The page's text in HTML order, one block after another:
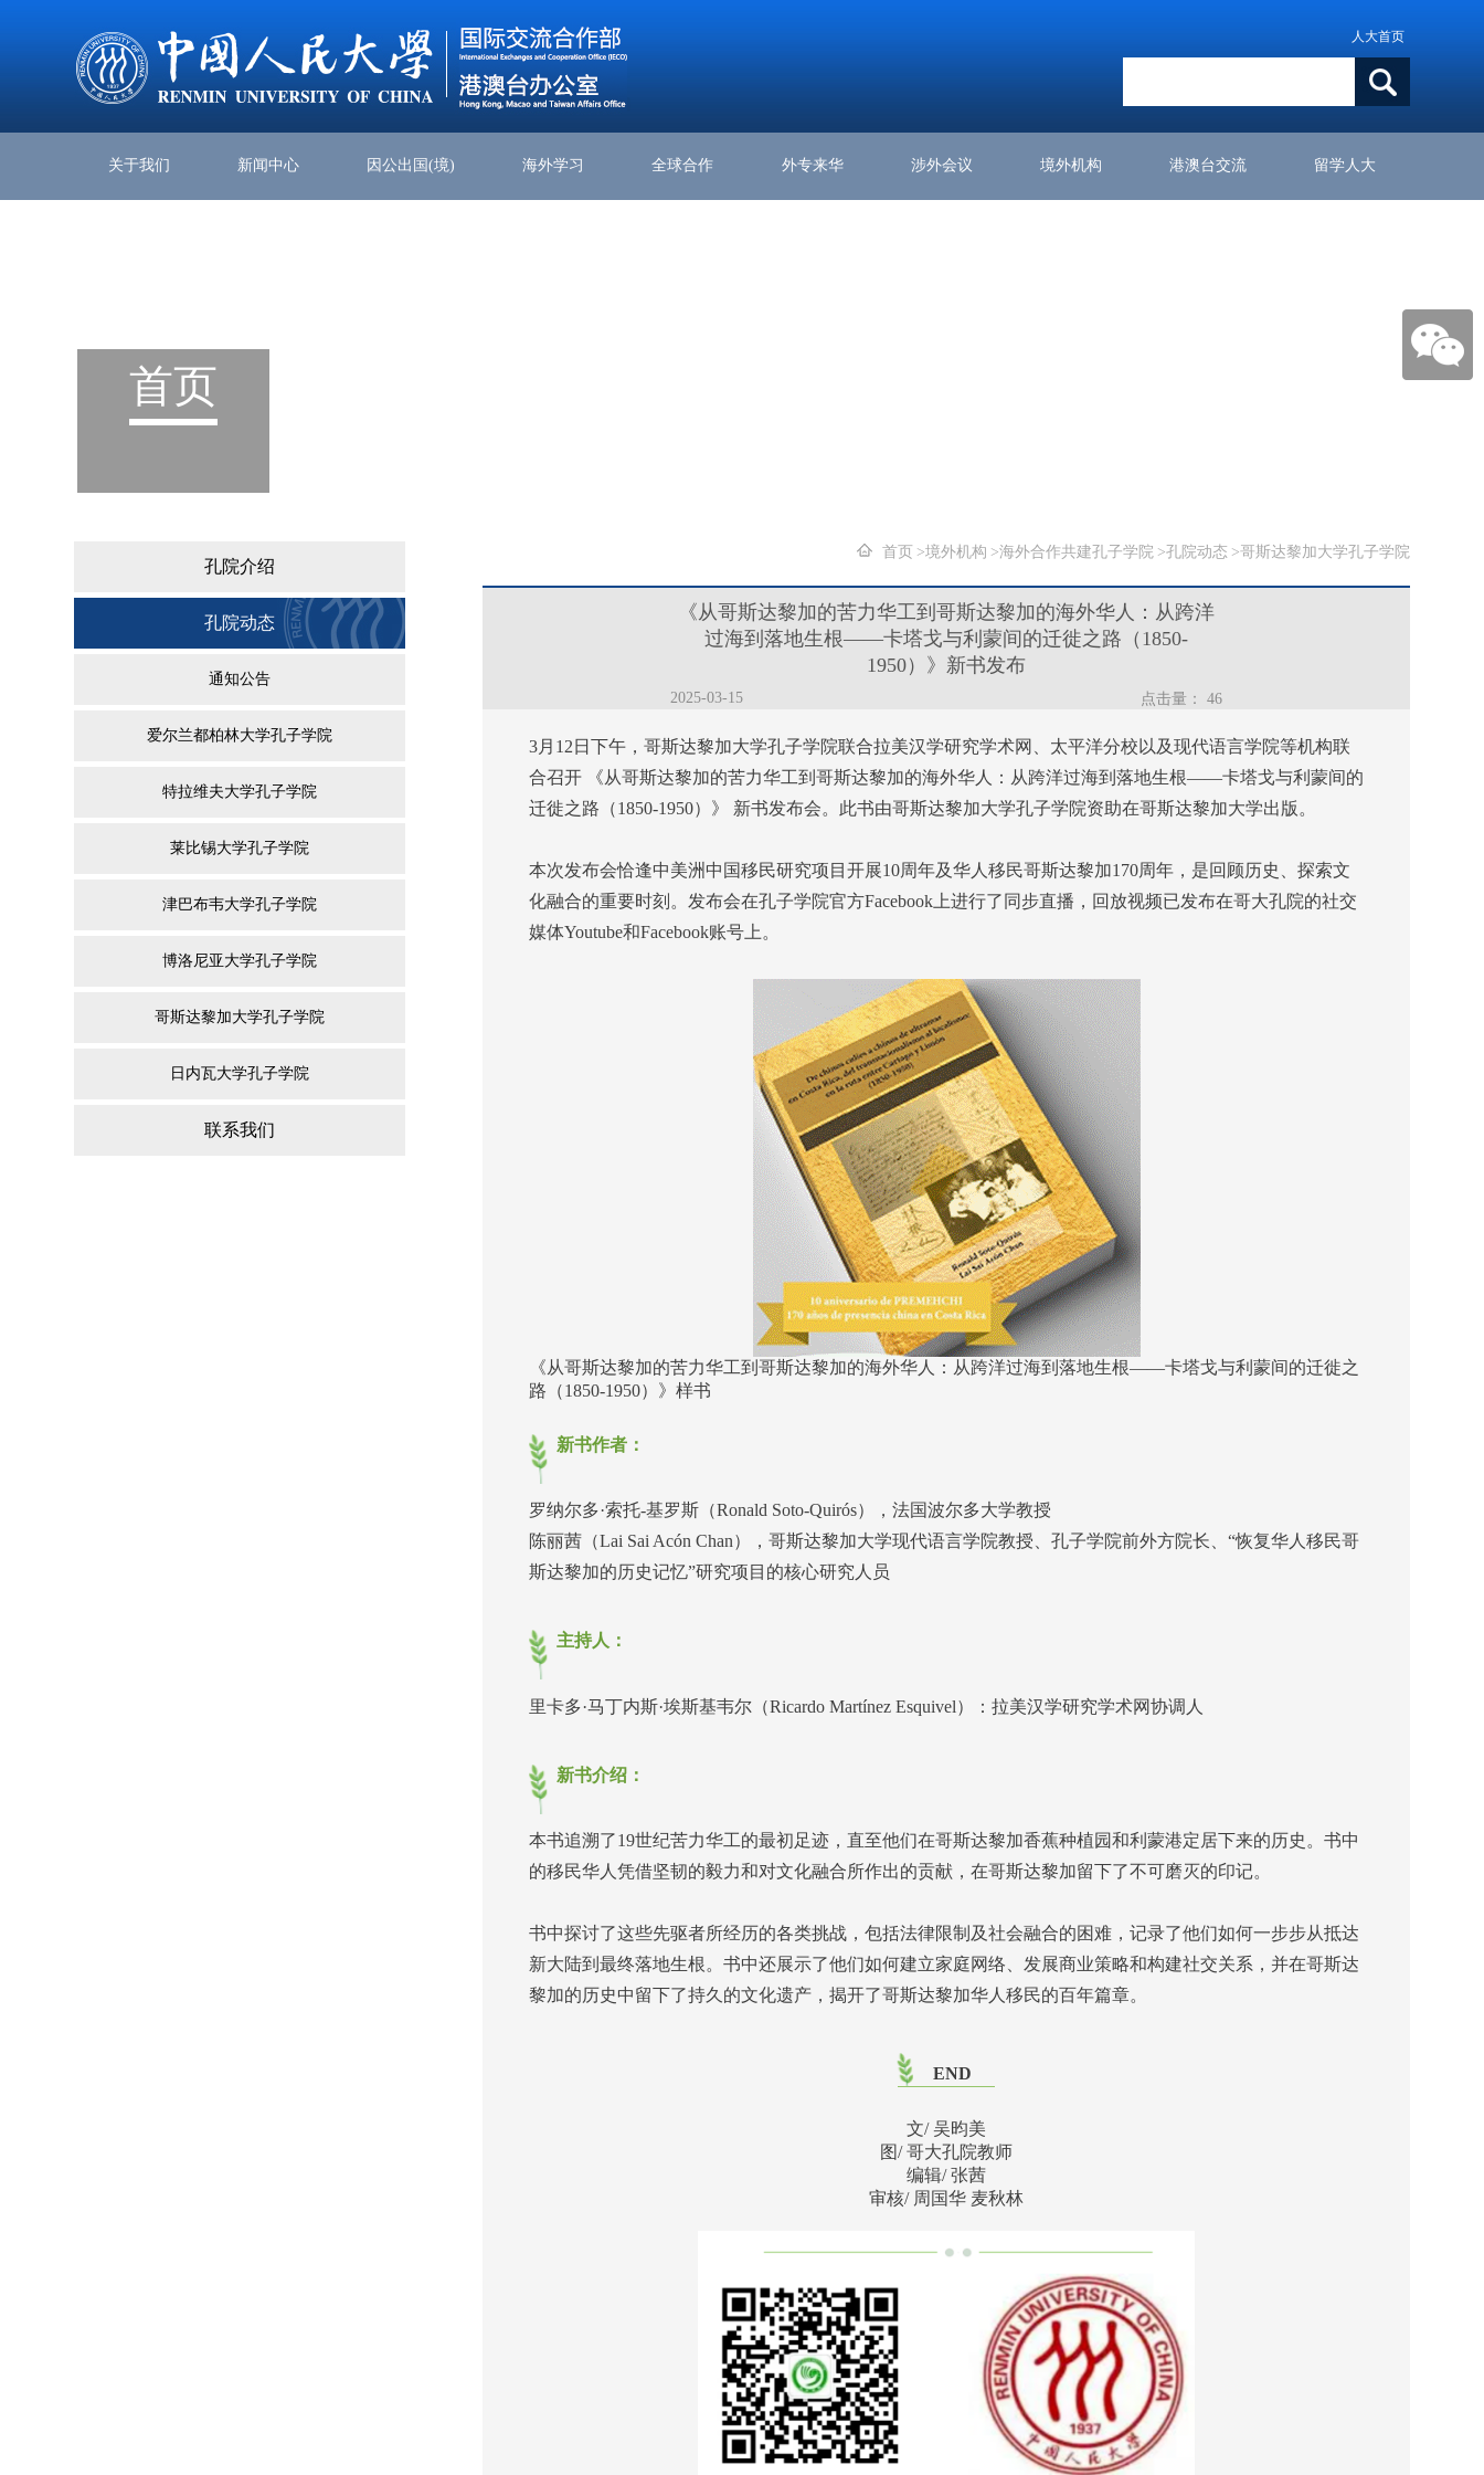
人大首页
关于我们 新闻中心 因公出国(境) 海外学习 全球合作 外专来华 涉外会议 境外机构 港澳台交流 留学人大
首页
孔院介绍
孔院动态
通知公告
爱尔兰都柏林大学孔子学院
特拉维夫大学孔子学院
莱比锡大学孔子学院
津巴布韦大学孔子学院
博洛尼亚大学孔子学院
哥斯达黎加大学孔子学院
日内瓦大学孔子学院
联系我们
首页 境外机构 海外合作共建孔子学院 孔院动态 哥斯达黎加大学孔子学院
《从哥斯达黎加的苦力华工到哥斯达黎加的海外华人：从跨洋
过海到落地生根——卡塔戈与利蒙间的迁徙之路（1850-
1950）》新书发布
2025-03-15 点击量： 46
3月12日下午，哥斯达黎加大学孔子学院联合拉美汉学研究学术网、太平洋分校以及现代语言学院等机构联
合召开 《从哥斯达黎加的苦力华工到哥斯达黎加的海外华人：从跨洋过海到落地生根——卡塔戈与利蒙间的
迁徙之路（1850-1950）》 新书发布会。此书由哥斯达黎加大学孔子学院资助在哥斯达黎加大学出版。
本次发布会恰逢中美洲中国移民研究项目开展10周年及华人移民哥斯达黎加170周年，是回顾历史、探索文
化融合的重要时刻。发布会在孔子学院官方Facebook上进行了同步直播，回放视频已发布在哥大孔院的社交
媒体Youtube和Facebook账号上。
《从哥斯达黎加的苦力华工到哥斯达黎加的海外华人：从跨洋过海到落地生根——卡塔戈与利蒙间的迁徙之
路（1850-1950）》样书
新书作者：
罗纳尔多·索托-基罗斯（Ronald Soto-Quirós），法国波尔多大学教授
陈丽茜（Lai Sai Acón Chan），哥斯达黎加大学现代语言学院教授、孔子学院前外方院长、“恢复华人移民哥
斯达黎加的历史记忆”研究项目的核心研究人员
主持人：
里卡多·马丁内斯·埃斯基韦尔（Ricardo Martínez Esquivel）：拉美汉学研究学术网协调人
新书介绍：
本书追溯了19世纪苦力华工的最初足迹，直至他们在哥斯达黎加香蕉种植园和利蒙港定居下来的历史。书中
的移民华人凭借坚韧的毅力和对文化融合所作出的贡献，在哥斯达黎加留下了不可磨灭的印记。
书中探讨了这些先驱者所经历的各类挑战，包括法律限制及社会融合的困难，记录了他们如何一步步从抵达
新大陆到最终落地生根。书中还展示了他们如何建立家庭网络、发展商业策略和构建社交关系，并在哥斯达
黎加的历史中留下了持久的文化遗产，揭开了哥斯达黎加华人移民的百年篇章。
END
文/ 吴昀美
图/ 哥大孔院教师
编辑/ 张茜
审核/ 周国华 麦秋林